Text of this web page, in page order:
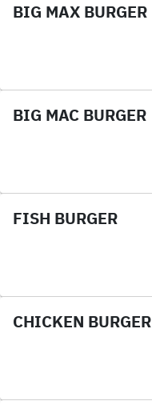
BIG MAX BURGER
BIG MAC BURGER
FISH BURGER
CHICKEN BURGER